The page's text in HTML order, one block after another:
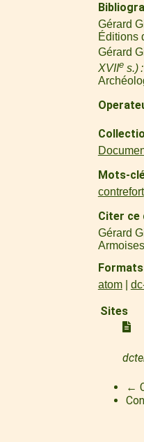
Gérard
Éditions
Gérard
XVIIes.)
Mots-
contrefort
Citer ce
Gérard
atom
Sites
←